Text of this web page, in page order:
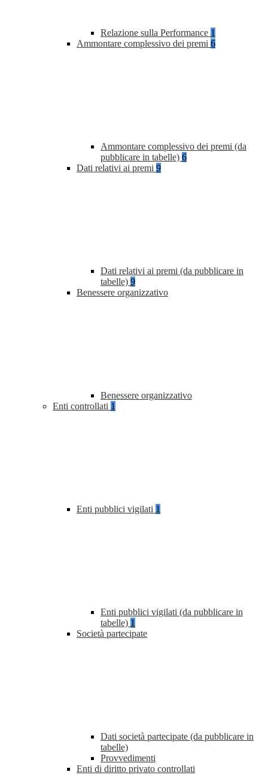
Relazione sulla Performance 1
Ammontare complessivo dei premi 6
Ammontare complessivo dei premi (da
pubblicare in tabelle) 6
Dati relativi ai premi 9
Dati relativi ai premi (da pubblicare in
tabelle) 9
Benessere organizzativo
Benessere organizzativo
Enti controllati 1
Enti pubblici vigilati 1
Enti pubblici vigilati (da pubblicare in
tabelle) 1
Società partecipate
Dati società partecipate (da pubblicare in
tabelle)
Provvedimenti
Enti di diritto privato controllati